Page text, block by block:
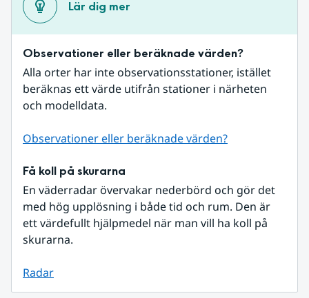
Lär dig mer
Observationer eller beräknade värden?
Alla orter har inte observationsstationer, istället
beräknas ett värde utifrån stationer i närheten
och modelldata.
Observationer eller beräknade värden?
Få koll på skurarna
En väderradar övervakar nederbörd och gör det
med hög upplösning i både tid och rum. Den är
ett värdefullt hjälpmedel när man vill ha koll på
skurarna.
Radar